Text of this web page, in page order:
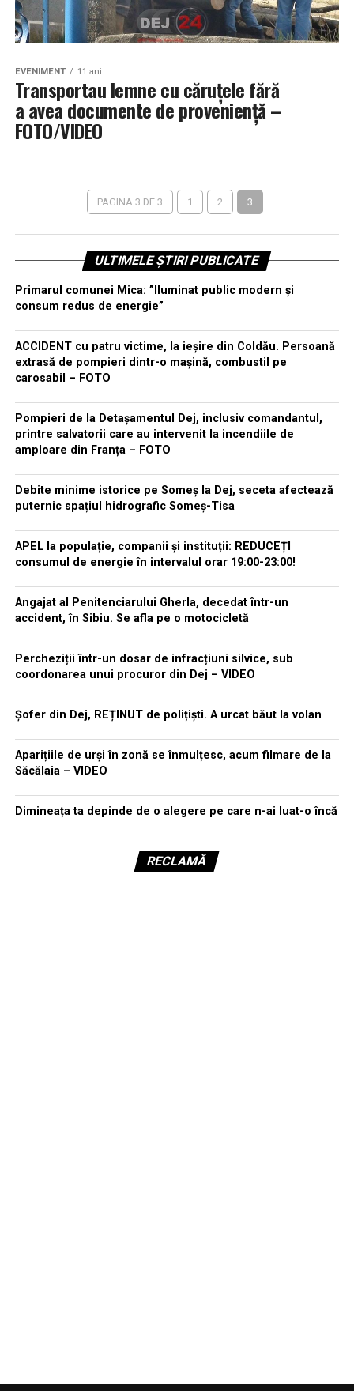
EVENIMENT 11 ani
Transportau lemne cu căruțele fără
a avea documente de proveniență –
FOTO/VIDEO
PAGINA 3 DE 3 1 2 3
ULTIMELE ȘTIRI PUBLICATE
Primarul comunei Mica: ”Iluminat public modern și
consum redus de energie”
ACCIDENT cu patru victime, la ieșire din Coldău. Persoană
extrasă de pompieri dintr-o mașină, combustil pe
carosabil – FOTO
Pompieri de la Detașamentul Dej, inclusiv comandantul,
printre salvatorii care au intervenit la incendiile de
amploare din Franța – FOTO
Debite minime istorice pe Someș la Dej, seceta afectează
puternic spațiul hidrografic Someș-Tisa
APEL la populație, companii și instituții: REDUCEȚI
consumul de energie în intervalul orar 19:00-23:00!
Angajat al Penitenciarului Gherla, decedat într-un
accident, în Sibiu. Se afla pe o motocicletă
Percheziții într-un dosar de infracțiuni silvice, sub
coordonarea unui procuror din Dej – VIDEO
Șofer din Dej, REȚINUT de polițiști. A urcat băut la volan
Aparițiile de urși în zonă se înmulțesc, acum filmare de la
Săcălaia – VIDEO
Dimineața ta depinde de o alegere pe care n-ai luat-o încă
RECLAMĂ